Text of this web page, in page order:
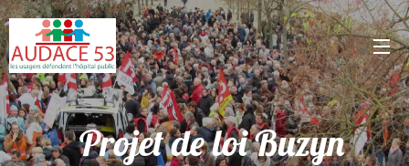
Projet de loi Buzyn